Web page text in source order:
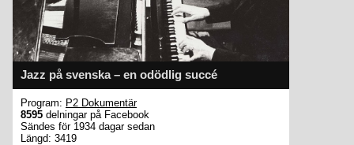
Jazz på svenska – en odödlig succé
Program: P2 Dokumentär
8595 delningar på Facebook
Sändes för 1934 dagar sedan
Längd: 3419